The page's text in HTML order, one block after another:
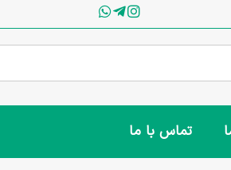
تماس با ما